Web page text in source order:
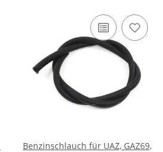
Benzinschlauch für UAZ, GAZ69,